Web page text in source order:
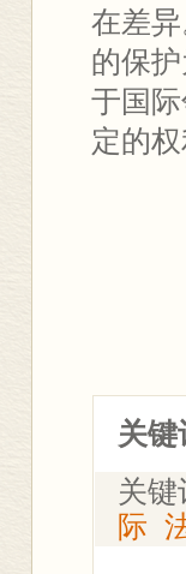
在差
的保
于国
定的权
关键
关键
际